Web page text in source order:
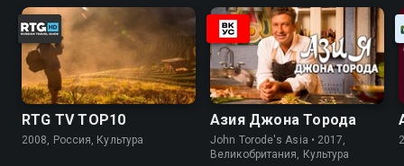
RTG TV TOP10
2008, Россия, Культура
Азия Джона Торода
John Torode's Asia • 2017,
Великобритания, Культура